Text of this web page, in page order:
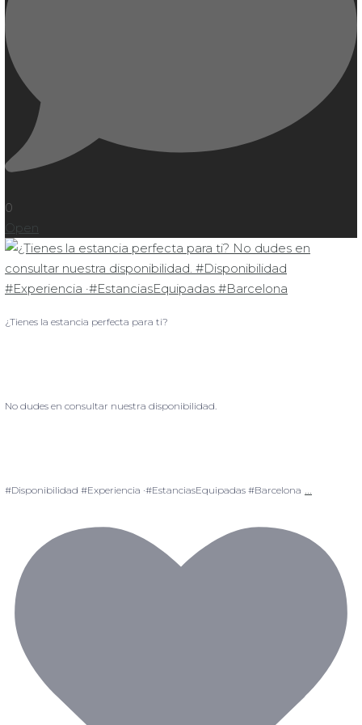
0
Open
¿Tienes la estancia perfecta para ti?
No dudes en consultar nuestra disponibilidad.
#Disponibilidad #Experiencia ·#EstanciasEquipadas #Barcelona